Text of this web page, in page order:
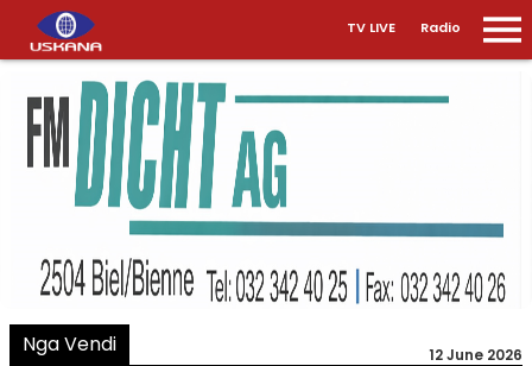
TV LIVE Radio
Nga Vendi 12 June 2026